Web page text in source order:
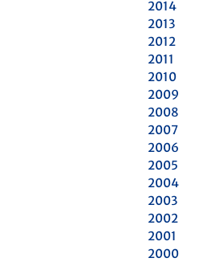
2014
2013
2012
2011
2010
2009
2008
2007
2006
2005
2004
2003
2002
2001
2000